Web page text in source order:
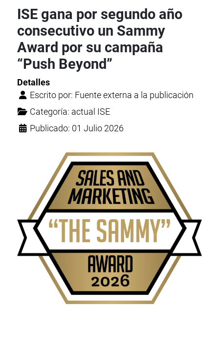
ISE gana por segundo año
consecutivo un Sammy
Award por su campaña
“Push Beyond”
Detalles
Escrito por: Fuente externa a la publicación
Categoría: actual ISE
Publicado: 01 Julio 2026